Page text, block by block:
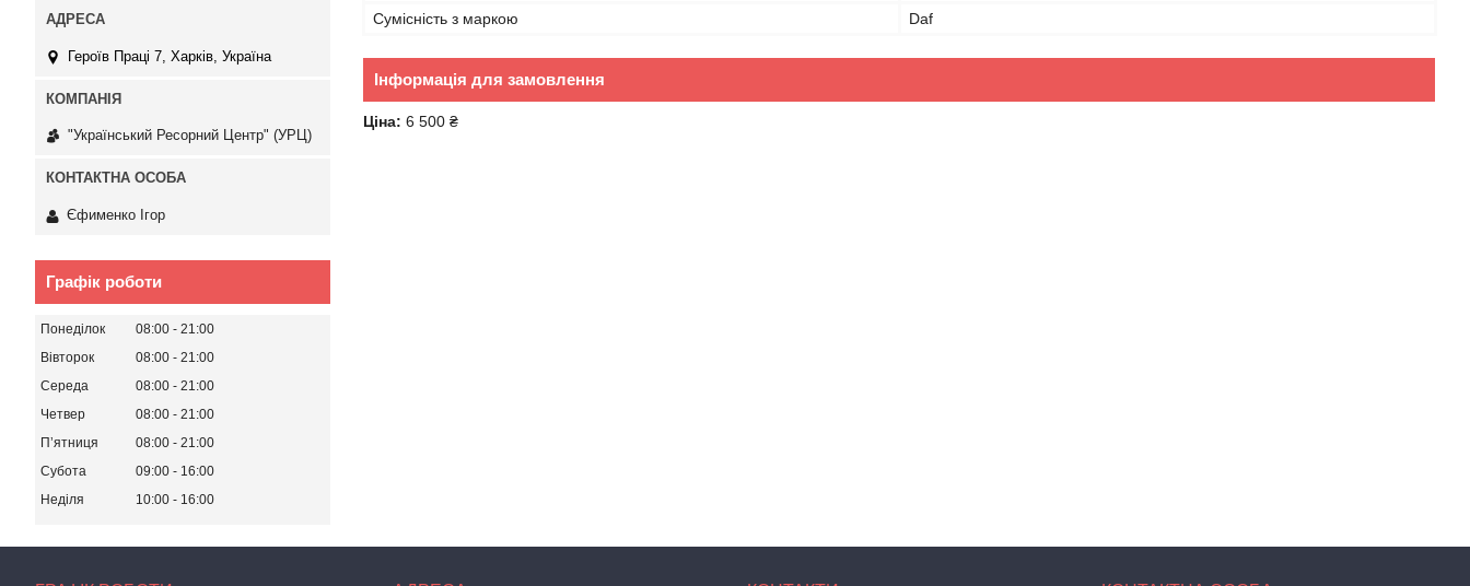
Сумісність з маркою
Daf
Інформація для замовлення
Ціна: 6 500 ₴
Героїв Праці 7, Харків, Україна
"Український Ресорний Центр" (УРЦ)
Єфименко Ігор
Графік роботи
Понеділок 08:00
21:00
Вівторок
08:00
21:00
Середа
08:00
21:00
Четвер
08:00
21:00
Пʼятниця
08:00
21:00
Субота
09:00
16:00
Неділя
10:00 16:00